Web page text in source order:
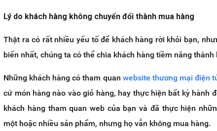
Lý do khách hàng không chuyển đổi thành mua hàng
Thật ra có rất nhiều yếu tố để khách hàng rời khỏi bạn,
biến nhất, chúng ta có thể chia khách hàng tiềm năng
Những khách hàng có tham quan website thương mại điện
cứ món hàng nào vào giỏ hàng, hay thực hiện bất kỳ hành
khách hàng tham quan web của bạn và đã thực hiện
một hoặc nhiều sản phẩm, nhưng họ vẫn không mua hàng.